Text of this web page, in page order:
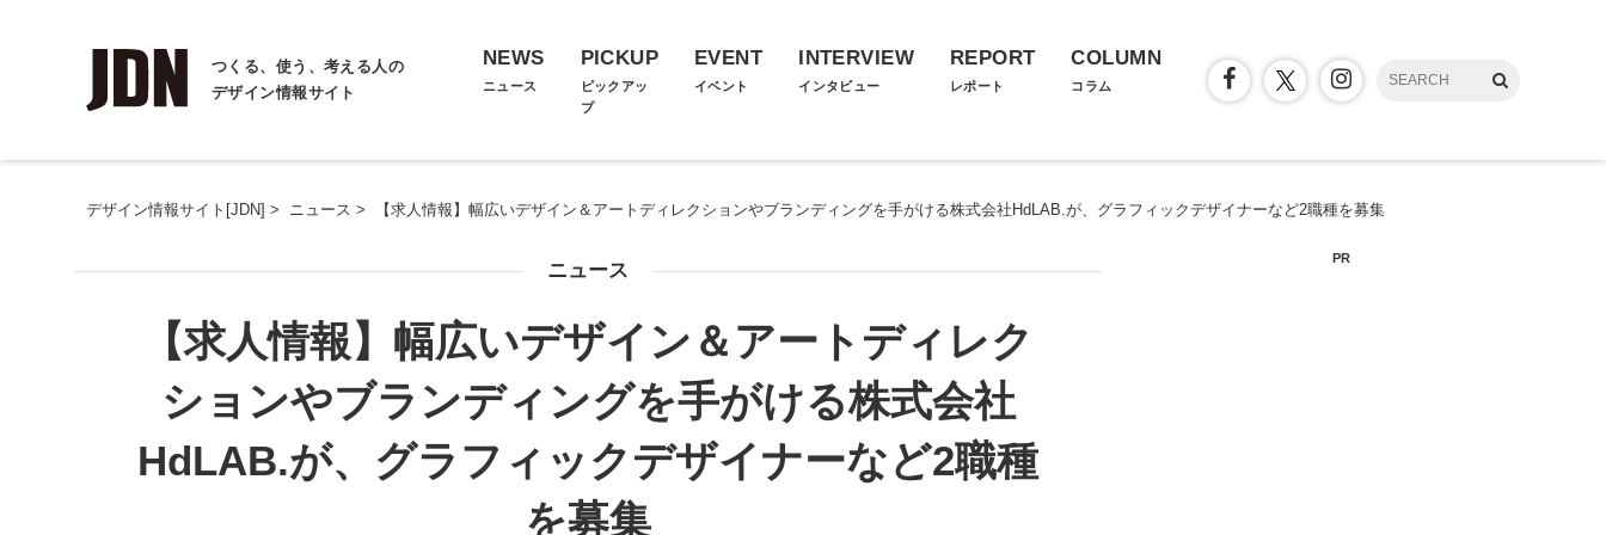
つくる、使う、考える人の
デザイン情報サイト
NEWS
ニュース
PICKUP
ピックアッ
プ
EVENT
イベント
INTERVIEW
インタビュー
REPORT
レポート
COLUMN
コラム
デザイン情報サイト[JDN] > ニュース > 【求人情報】幅広いデザイン＆アートディレクションやブランディングを手がける株式会社HdLAB.が、グラフィックデザイナーなど2職種を募集
ニュース
【求人情報】幅広いデザイン＆アートディレク
ションやブランディングを手がける株式会社
HdLAB.が、グラフィックデザイナーなど2職種
を募集
PR